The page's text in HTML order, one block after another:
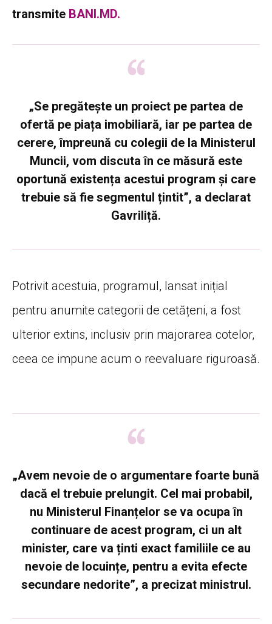
transmite BANI.MD.
„Se pregătește un proiect pe partea de
ofertă pe piața imobiliară, iar pe partea de
cerere, împreună cu colegii de la Ministerul
Muncii, vom discuta în ce măsură este
oportună existența acestui program și care
trebuie să fie segmentul țintit”, a declarat
Gavriliță.
Potrivit acestuia, programul, lansat inițial
pentru anumite categorii de cetățeni, a fost
ulterior extins, inclusiv prin majorarea cotelor,
ceea ce impune acum o reevaluare riguroasă.
„Avem nevoie de o argumentare foarte bună
dacă el trebuie prelungit. Cel mai probabil,
nu Ministerul Finanțelor se va ocupa în
continuare de acest program, ci un alt
minister, care va ținti exact familiile ce au
nevoie de locuințe, pentru a evita efecte
secundare nedorite”, a precizat ministrul.